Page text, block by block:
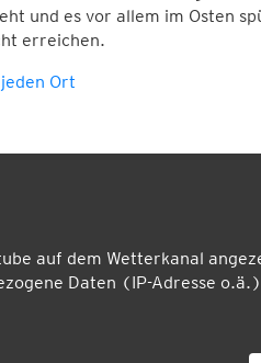
und es vor allem im Osten
erreichen.
Ort
auf dem Wetterkanal
Daten (IP-Adresse